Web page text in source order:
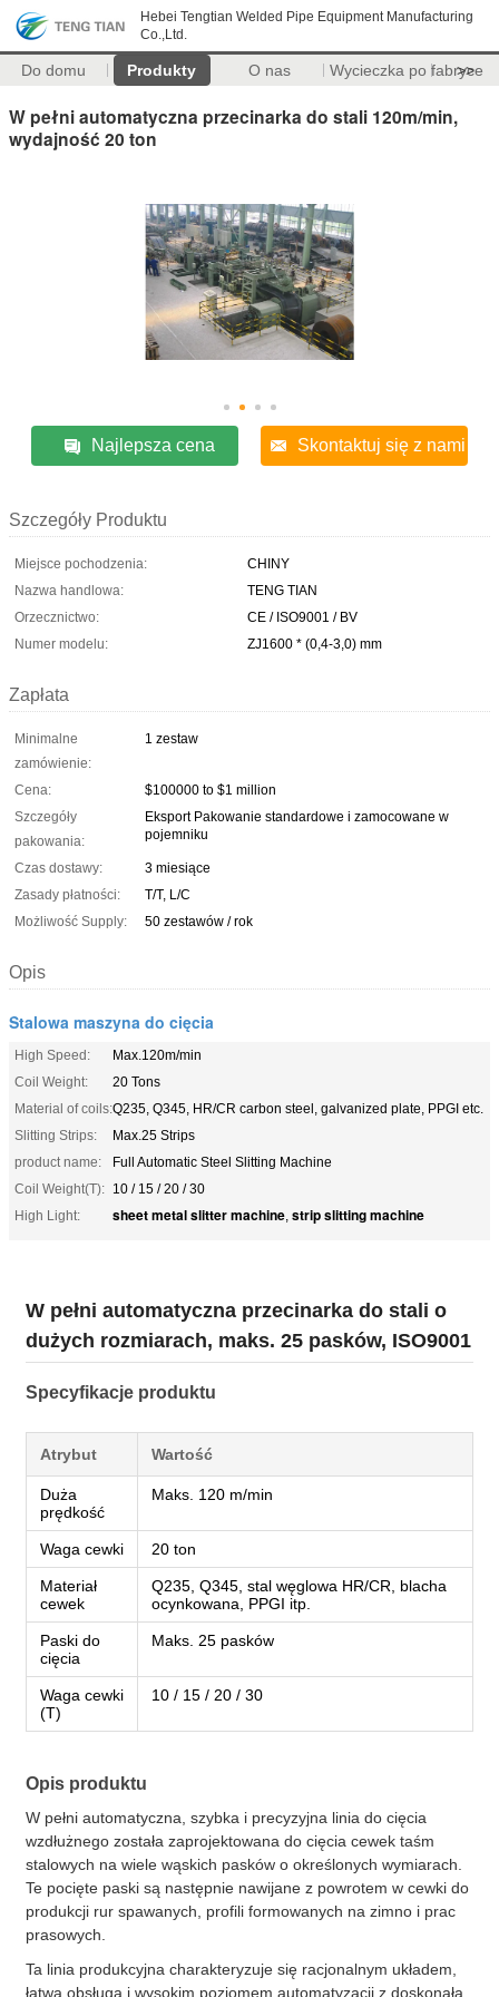
Hebei Tengtian Welded Pipe Equipment Manufacturing
Co.,Ltd.
Do domu Produkty O nas Wycieczka po fabryce
>>
W pełni automatyczna przecinarka do stali 120m/min,
wydajność 20 ton
Najlepsza cena Skontaktuj się z nami
Szczegóły Produktu
Miejsce pochodzenia:
CHINY
Nazwa handlowa:
TENG TIAN
Orzecznictwo:
CE / ISO9001 / BV
Numer modelu:
ZJ1600 * (0,4-3,0) mm
Zapłata
Minimalne
zamówienie:
1 zestaw
Cena:
$100000 to $1 million
Szczegóły
pakowania:
Eksport Pakowanie standardowe i zamocowane w
pojemniku
Czas dostawy:
3 miesiące
Zasady płatności:
T/T, L/C
Możliwość Supply:
50 zestawów / rok
Opis
Stalowa maszyna do cięcia
High Speed:
Max.120m/min
Coil Weight:
20 Tons
Material of coils:Q235, Q345, HR/CR carbon steel, galvanized plate, PPGI etc.
Slitting Strips:
Max.25 Strips
product name:
Full Automatic Steel Slitting Machine
Coil Weight(T): 10 / 15 / 20 / 30
High Light:
sheet metal slitter machine, strip slitting machine
W pełni automatyczna przecinarka do stali o
dużych rozmiarach, maks. 25 pasków, ISO9001
Specyfikacje produktu
Atrybut Wartość
Duża
prędkość
Maks. 120 m/min
Waga cewki 20 ton
Materiał
cewek
Q235, Q345, stal węglowa HR/CR, blacha
ocynkowana, PPGI itp.
Paski do
cięcia
Maks. 25 pasków
Waga cewki
(T)
10 / 15 / 20 / 30
Opis produktu
W pełni automatyczna, szybka i precyzyjna linia do cięcia
wzdłużnego została zaprojektowana do cięcia cewek taśm
stalowych na wiele wąskich pasków o określonych wymiarach.
Te pocięte paski są następnie nawijane z powrotem w cewki do
produkcji rur spawanych, profili formowanych na zimno i prac
prasowych.
Ta linia produkcyjna charakteryzuje się racjonalnym układem,
łatwą obsługą i wysokim poziomem automatyzacji z doskonałą